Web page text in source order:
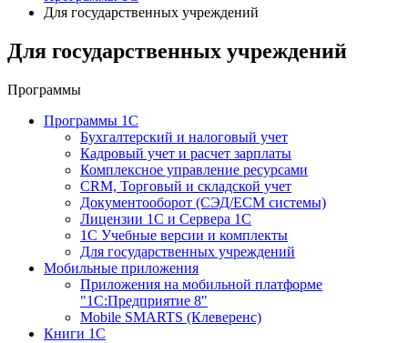
Для государственных учреждений
Для государственных учреждений
Программы
Программы 1С
Бухгалтерский и налоговый учет
Кадровый учет и расчет зарплаты
Комплексное управление ресурсами
CRM, Торговый и складской учет
Документооборот (СЭД/ECM системы)
Лицензии 1С и Сервера 1С
1С Учебные версии и комплекты
Для государственных учреждений
Мобильные приложения
Приложения на мобильной платформе
"1С:Предприятие 8"
Mobile SMARTS (Клеверенс)
Книги 1С